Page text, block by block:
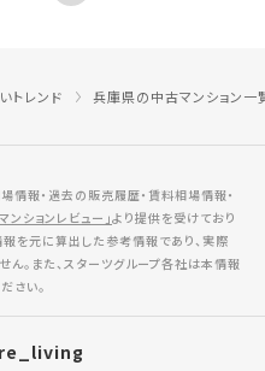
トレンド 兵庫県の中古マンション一
情報・過去の販売履歴・賃料相場情報・
マンションレビュー」より提供を受けており
を元に算出した参考情報であり、実際
。また、スターツグループ各社は本情報
さい。